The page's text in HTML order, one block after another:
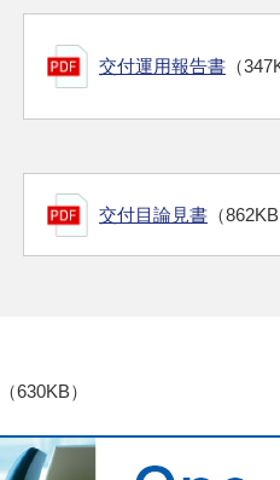
交付運用報告書 （
交付目論見書 （862KB
（630KB）